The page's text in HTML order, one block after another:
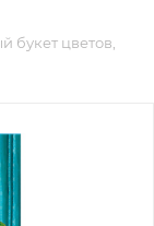
цветов,